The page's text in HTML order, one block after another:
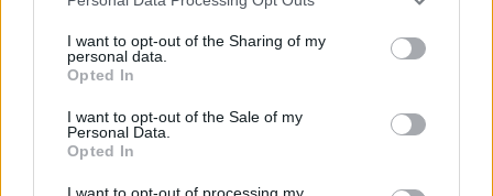
I want to opt-out of the Sharing of my
personal data.
Opted In
I want to opt-out of the Sale of my
Personal Data.
Opted In
ΜΟΥΣΙΚΗ
Η γιορτή της τράτας ζωντάνεψε
ξανά στη Σκάλα Πολιχνίτου
Η αναπαράσταση του παλιού
αλιευτικού εθίμου, οι
παραδοσιακοί χοροί και η μουσική
γέμισαν το λιμάνι το βράδυ της 6ης
Αυγούστου